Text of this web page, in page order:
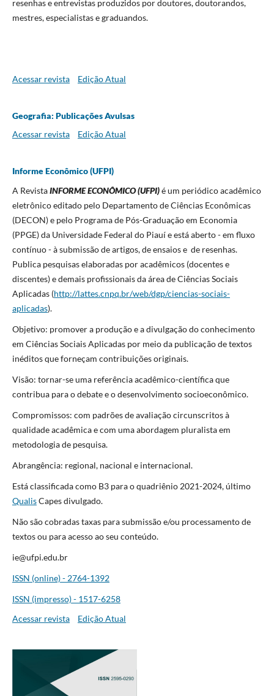
resenhas e entrevistas produzidos por doutores, doutorandos,
mestres, especialistas e graduandos.
Acessar revista Edição Atual
Geografia: Publicações Avulsas
Acessar revista
Edição Atual
Informe Econômico (UFPI)
A RevistaINFORME ECONÔMICO (UFPI)é um periódico acadêmico
eletrônico editado pelo Departamento de Ciências Econômicas
(DECON) e pelo Programa de Pós-Graduação em Economia
(PPGE) da Universidade Federal do Piauí e está aberto - em fluxo
contínuo - à submissão de artigos, de ensaios e de resenhas.
Publica pesquisas elaboradas por acadêmicos (docentes e
discentes) e demais profissionais da área de Ciências Sociais
Aplicadas (http://lattes.cnpq.br/web/dgp/ciencias-sociais-
aplicadas).
Objetivo: promover a produção e a divulgação do conhecimento
em Ciências Sociais Aplicadas por meio da publicação de textos
inéditos que forneçam contribuições originais.
Visão: tornar-se uma referência acadêmico-científica que
contribua para o debate e o desenvolvimento socioeconômico.
Compromissos: com padrões de avaliação circunscritos à
qualidade acadêmica e com uma abordagem pluralista em
metodologia de pesquisa.
Abrangência: regional, nacional e internacional.
Está classificada como B3 para o quadriênio 2021-2024, último
QualisCapes divulgado.
Não são cobradas taxas para submissão e/ou processamento de
textos ou para acesso ao seu conteúdo.
ie@ufpi.edu.br
ISSN (online) - 2764-1392
ISSN (impresso) - 1517-6258
Acessar revista
Edição Atual